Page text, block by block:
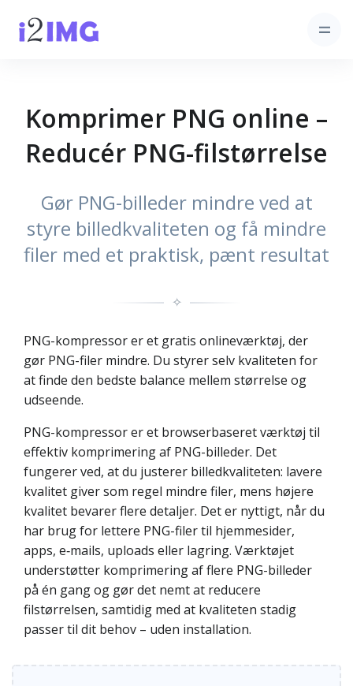
Komprimer PNG online –
Reducér PNG-fil­størrelse
Gør PNG-billeder mindre ved at
styre billedkvaliteten og få mindre
filer med et praktisk, pænt resultat
✧
PNG-kompressor er et gratis onlineværktøj, der
gør PNG-filer mindre. Du styrer selv kvaliteten for
at finde den bedste balance mellem størrelse og
udseende.
PNG-kompressor er et browserbaseret værktøj til
effektiv komprimering af PNG-billeder. Det
fungerer ved, at du justerer billedkvaliteten: lavere
kvalitet giver som regel mindre filer, mens højere
kvalitet bevarer flere detaljer. Det er nyttigt, når du
har brug for lettere PNG-filer til hjemmesider,
apps, e‑mails, uploads eller lagring. Værktøjet
understøtter komprimering af flere PNG-billeder
på én gang og gør det nemt at reducere
filstørrelsen, samtidig med at kvaliteten stadig
passer til dit behov – uden installation.